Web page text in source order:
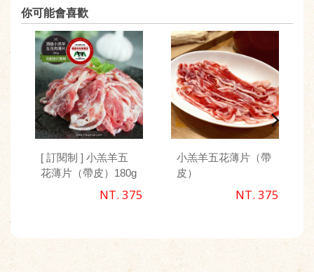
你可能會喜歡
[ 訂閱制 ] 小羔羊五
花薄片（帶皮）180g
NT. 375
小羔羊五花薄片（帶
皮）
NT. 375